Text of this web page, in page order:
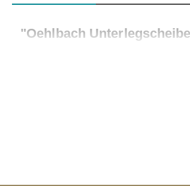
"Oehlbach